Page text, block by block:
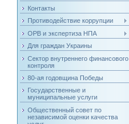
Контакты
Противодействие коррупции
ОРВ и экспертиза НПА
Для граждан Украины
Сектор внутреннего финансового
контроля
80-ая годовщина Победы
Государственные и
муниципальные услуги
Общественный совет по
независимой оценки качества